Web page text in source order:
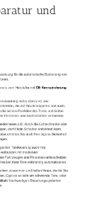
und